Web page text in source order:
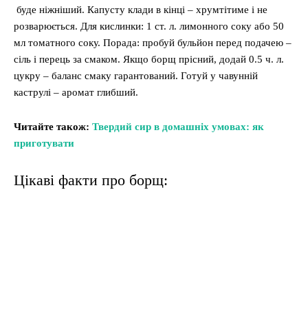
буде ніжніший. Капусту клади в кінці – хрумтітиме і не
розварюється. Для кислинки: 1 ст. л. лимонного соку або 50
мл томатного соку. Порада: пробуй бульйон перед подачею –
сіль і перець за смаком. Якщо борщ прісний, додай 0.5 ч. л.
цукру – баланс смаку гарантований. Готуй у чавунній
каструлі – аромат глибший.
Читайте також: Твердий сир в домашніх умовах: як
приготувати
Цікаві факти про борщ: